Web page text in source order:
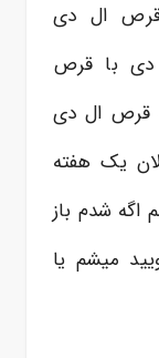
ال دی
دی با قرص
قرص ال دی
یک هفته
اگه شدم باز
میشم یا